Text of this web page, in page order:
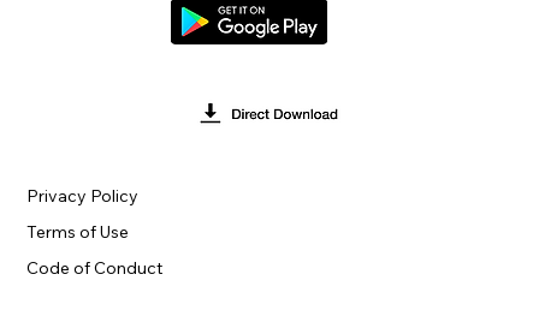
Terms of Use
Privacy Policy
Code of Conduct